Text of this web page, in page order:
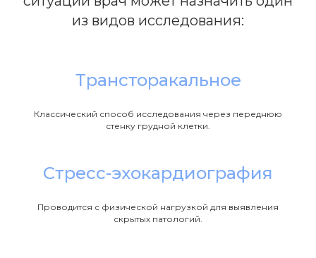
из видов исследования:
Трансторакальное
Классический способ исследования через переднюю
стенку грудной клетки.
Стресс-эхокардиография
Проводится с физической нагрузкой для выявления
скрытых патологий.